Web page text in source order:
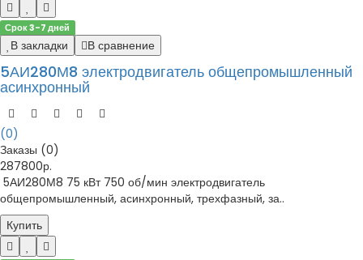
Срок 3-7 дней
В закладки В сравнение
5АИ280М8 электродвигатель общепромышленный
асинхронный
(0)
Заказы (0)
287800р.
5АИ280М8 75 кВт 750 об/мин электродвигатель
общепромышленный, асинхронный, трехфазный, за..
Купить